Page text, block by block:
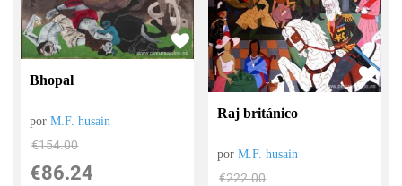
Bhopal
porM.F. husain
€154.00
€86.24
Raj británico
porM.F. husain
€222.00